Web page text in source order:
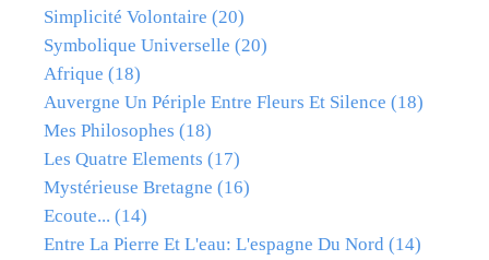
Simplicité Volontaire (20)
Symbolique Universelle (20)
Afrique (18)
Auvergne Un Périple Entre Fleurs Et Silence (18)
Mes Philosophes (18)
Les Quatre Elements (17)
Mystérieuse Bretagne (16)
Ecoute... (14)
Entre La Pierre Et L'eau: L'espagne Du Nord (14)